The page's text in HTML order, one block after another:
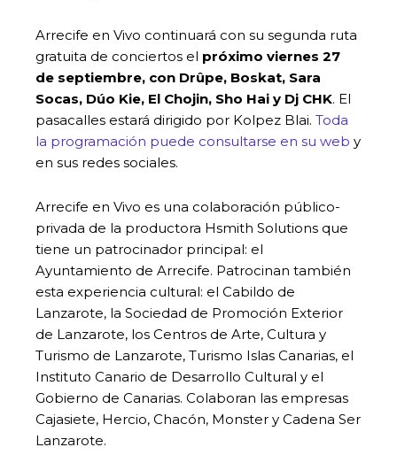
Arrecife en Vivo continuará con su segunda ruta
gratuita de conciertos el próximo viernes 27
de septiembre, con Drûpe, Boskat, Sara
Socas, Dúo Kie, El Chojin, Sho Hai y Dj CHK. El
pasacalles estará dirigido por Kolpez Blai. Toda
la programación puede consultarse en su web y
en sus redes sociales.
Arrecife en Vivo es una colaboración público-
privada de la productora Hsmith Solutions que
tiene un patrocinador principal: el
Ayuntamiento de Arrecife. Patrocinan también
esta experiencia cultural: el Cabildo de
Lanzarote, la Sociedad de Promoción Exterior
de Lanzarote, los Centros de Arte, Cultura y
Turismo de Lanzarote, Turismo Islas Canarias, el
Instituto Canario de Desarrollo Cultural y el
Gobierno de Canarias. Colaboran las empresas
Cajasiete, Hercio, Chacón, Monster y Cadena Ser
Lanzarote.